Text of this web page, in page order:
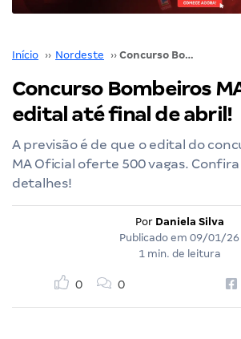
Início ›› Nordeste ›› Concurso Bombeiros MA Oficial: edital até final de abril!
Concurso Bombeiros
edital até final de abril!
A previsão é de que o edital do
MA Oficial oferte 500 vagas.
detalhes!
Por Daniela Silva
Publicado em 09/01/26
1 min. de leitura
0 0